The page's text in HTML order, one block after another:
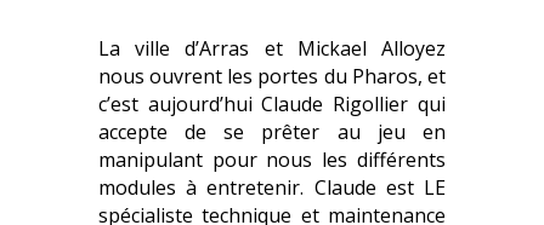
La ville d’Arras et Mickael Alloyez
nous ouvrent les portes du Pharos, et
c’est aujourd’hui Claude Rigollier qui
accepte de se prêter au jeu en
manipulant pour nous les différents
modules à entretenir. Claude est LE
spécialiste technique et maintenance